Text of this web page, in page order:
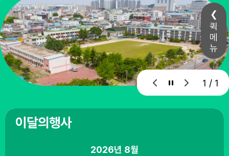
퀵
메
뉴
1 / 1
이달의행사
2026년 8월